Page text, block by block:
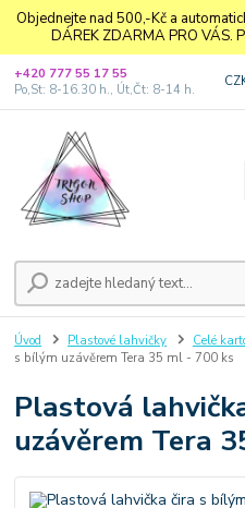
Objednejte nad 500,-Kč a
DÁREK ZDARMA PRO VÁS.
+420 777 55 17 55
Po,St: 8-16.30 h., Út,Čt: 8-14 h.
Úvod Plastové lahvičky Celé
s bílým uzávěrem Tera 35 ml - 700 ks
Plastová
uzávěrem Tera